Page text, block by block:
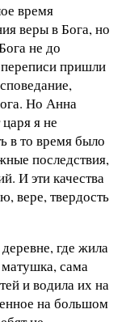
время
веры в Бога, но
не до
пришли
Но Анна
я не
в то время было
последствия,
И эти качества
вере, твердость
где жила
сама
и водила их на
на большом